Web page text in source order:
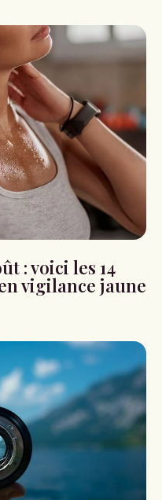
: voici les 14
vigilance jaune